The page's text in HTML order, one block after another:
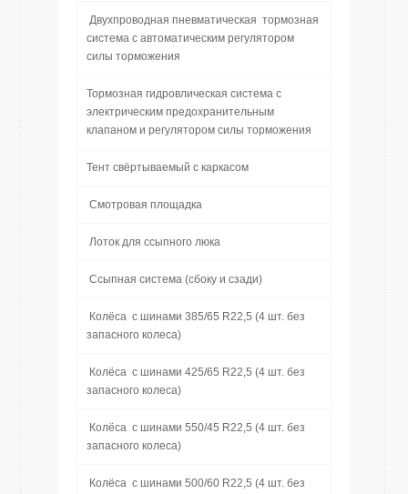
Двухпроводная пневматическая тормозная
система с автоматическим регулятором
силы торможения
Тормозная гидровлическая система с
электрическим предохранительным
клапаном и регулятором силы торможения
Тент свёртываемый с каркасом
Смотровая площадка
Лоток для ссыпного люка
Ссыпная система (сбоку и сзади)
Колёса с шинами 385/65 R22,5 (4 шт. без
запасного колеса)
Колёса с шинами 425/65 R22,5 (4 шт. без
запасного колеса)
Колёса с шинами 550/45 R22,5 (4 шт. без
запасного колеса)
Колёса с шинами 500/60 R22,5 (4 шт. без